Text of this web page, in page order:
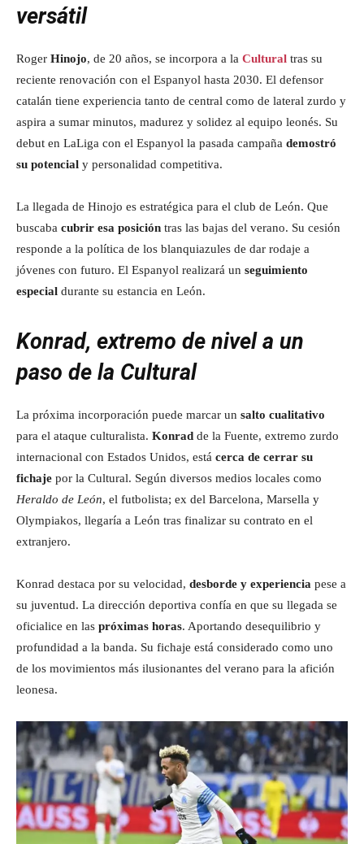
versátil
Roger Hinojo, de 20 años, se incorpora a la Cultural tras su
reciente renovación con el Espanyol hasta 2030. El defensor
catalán tiene experiencia tanto de central como de lateral zurdo y
aspira a sumar minutos, madurez y solidez al equipo leonés. Su
debut en LaLiga con el Espanyol la pasada campaña demostró
su potencial y personalidad competitiva.
La llegada de Hinojo es estratégica para el club de León. Que
buscaba cubrir esa posición tras las bajas del verano. Su cesión
responde a la política de los blanquiazules de dar rodaje a
jóvenes con futuro. El Espanyol realizará un seguimiento
especial durante su estancia en León.
Konrad, extremo de nivel a un
paso de la Cultural
La próxima incorporación puede marcar un salto cualitativo
para el ataque culturalista. Konrad de la Fuente, extremo zurdo
internacional con Estados Unidos, está cerca de cerrar su
fichaje por la Cultural. Según diversos medios locales como
Heraldo de León, el futbolista; ex del Barcelona, Marsella y
Olympiakos, llegaría a León tras finalizar su contrato en el
extranjero.
Konrad destaca por su velocidad, desborde y experiencia pese a
su juventud. La dirección deportiva confía en que su llegada se
oficialice en las próximas horas. Aportando desequilibrio y
profundidad a la banda. Su fichaje está considerado como uno
de los movimientos más ilusionantes del verano para la afición
leonesa.